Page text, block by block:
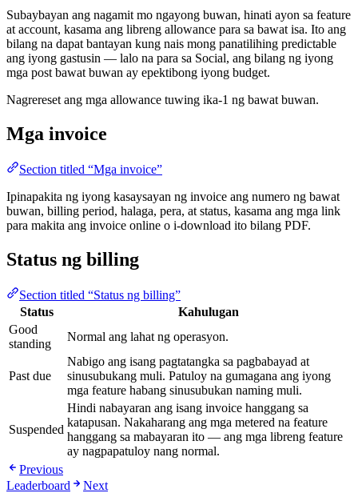
Subaybayan ang nagamit mo ngayong buwan, hinati ayon sa feature
at account, kasama ang libreng allowance para sa bawat isa. Ito ang
bilang na dapat bantayan kung nais mong panatilihing predictable
ang iyong gastusin — lalo na para sa Social, ang bilang ng iyong
mga post bawat buwan ay epektibong iyong budget.
Nagrereset ang mga allowance tuwing ika-1 ng bawat buwan.
Mga invoice
Section titled “Mga invoice”
Ipinapakita ng iyong kasaysayan ng invoice ang numero ng bawat
buwan, billing period, halaga, pera, at status, kasama ang mga link
para makita ang invoice online o i-download ito bilang PDF.
Status ng billing
Section titled “Status ng billing”
Status
Kahulugan
Good
standing
Normal ang lahat ng operasyon.
Past due
Nabigo ang isang pagtatangka sa pagbabayad at
sinusubukang muli. Patuloy na gumagana ang iyong
mga feature habang sinusubukan naming muli.
Suspended
Hindi nabayaran ang isang invoice hanggang sa
katapusan. Nakaharang ang mga metered na feature
hanggang sa mabayaran ito — ang mga libreng feature
ay nagpapatuloy nang normal.
Previous
Leaderboard
Next